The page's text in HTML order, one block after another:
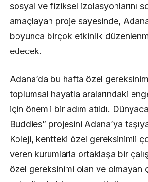
sosyal ve fiziksel izolasyonlarını
amaçlayan proje sayesinde,
boyunca birçok etkinlik
edecek.
Adana’da bu hafta özel
toplumsal hayatla aralarındaki
için önemli bir adım atıldı.
Buddies” projesini Adana’ya
Koleji, kentteki özel gereksinimli
veren kurumlarla ortaklaşa bir
özel gereksinimi olan ve olmayan